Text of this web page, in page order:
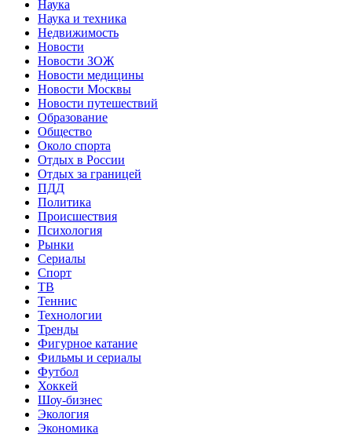
Наука
Наука и техника
Недвижимость
Новости
Новости ЗОЖ
Новости медицины
Новости Москвы
Новости путешествий
Образование
Общество
Около спорта
Отдых в России
Отдых за границей
ПДД
Политика
Происшествия
Психология
Рынки
Сериалы
Спорт
ТВ
Теннис
Технологии
Тренды
Фигурное катание
Фильмы и сериалы
Футбол
Хоккей
Шоу-бизнес
Экология
Экономика